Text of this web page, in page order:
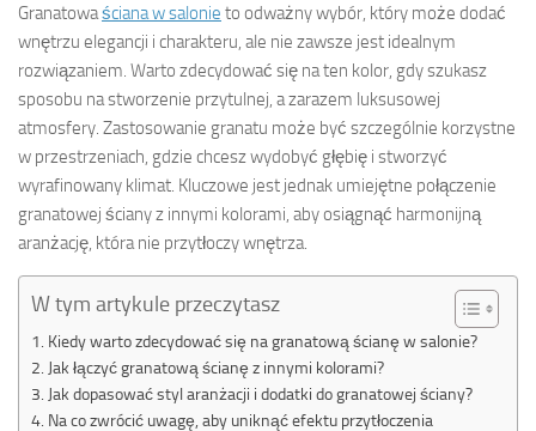
Granatowaściana w salonie to odważny wybór, który może dodać
wnętrzu elegancji i charakteru, ale nie zawsze jest idealnym
rozwiązaniem. Warto zdecydować się na ten kolor, gdy szukasz
sposobu na stworzenie przytulnej, a zarazem luksusowej
atmosfery. Zastosowanie granatu może być szczególnie korzystne
w przestrzeniach, gdzie chcesz wydobyć głębię i stworzyć
wyrafinowany klimat. Kluczowe jest jednak umiejętne połączenie
granatowej ściany z innymi kolorami, aby osiągnąć harmonijną
aranżację, która nie przytłoczy wnętrza.
W tym artykule przeczytasz
Kiedy warto zdecydować się na granatową ścianę w salonie?
Jak łączyć granatową ścianę z innymi kolorami?
Jak dopasować styl aranżacji i dodatki do granatowej ściany?
Na co zwrócić uwagę, aby uniknąć efektu przytłoczenia